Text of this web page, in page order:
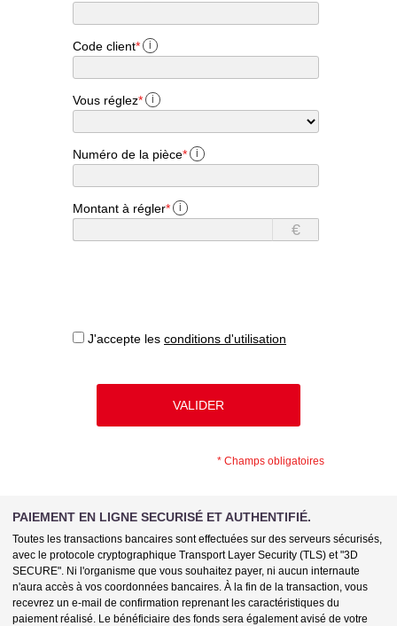
Code client* i
Vous réglez* i
Numéro de la pièce* i
Montant à régler* i
€
J'accepte les conditions d'utilisation
* Champs obligatoires
PAIEMENT EN LIGNE SECURISÉ ET AUTHENTIFIÉ.
Toutes les transactions bancaires sont effectuées sur des serveurs sécurisés,
avec le protocole cryptographique Transport Layer Security (TLS) et "3D
SECURE". Ni l'organisme que vous souhaitez payer, ni aucun internaute
n'aura accès à vos coordonnées bancaires. À la fin de la transaction, vous
recevrez un e-mail de confirmation reprenant les caractéristiques du
paiement réalisé. Le bénéficiaire des fonds sera également avisé de votre